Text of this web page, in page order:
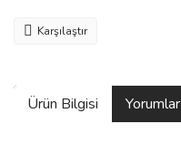
Karşılaştır
Ürün Bilgisi Yorumlar